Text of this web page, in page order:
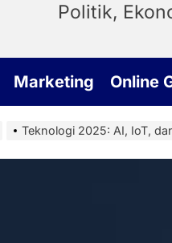
Politik,
Marketing Online
Teknologi 2025: AI, IoT,